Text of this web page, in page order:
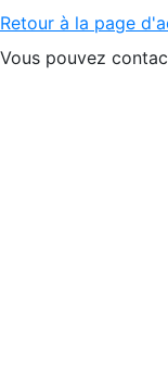
Retour à la page
Vous pouvez